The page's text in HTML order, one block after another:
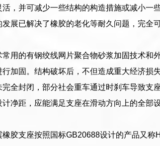
，并可减少一些结构的构造措施或减小一
展已解决了橡胶的老化等耐久问题，完全
用的有钢绞线网片聚合物砂浆加固技术和
加固。结构破坏后，不但造成重大经济损
全封闭，部分社会重车通过时刹车导致支
净距，应能满足支座在滑动方向上的全部
胶支座按照国标GB20688设计的产品又称